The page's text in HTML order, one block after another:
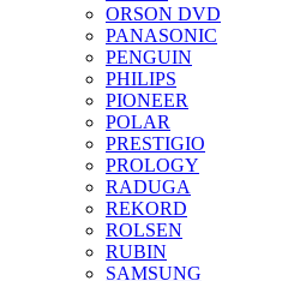
ORSON DVD
PANASONIC
PENGUIN
PHILIPS
PIONEER
POLAR
PRESTIGIO
PROLOGY
RADUGA
REKORD
ROLSEN
RUBIN
SAMSUNG